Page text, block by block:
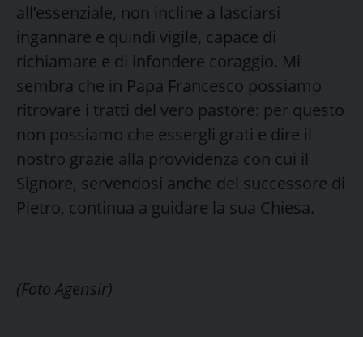
all’essenziale, non incline a lasciarsi
ingannare e quindi vigile, capace di
richiamare e di infondere coraggio. Mi
sembra che in Papa Francesco possiamo
ritrovare i tratti del vero pastore: per questo
non possiamo che essergli grati e dire il
nostro grazie alla provvidenza con cui il
Signore, servendosi anche del successore di
Pietro, continua a guidare la sua Chiesa.
(Foto Agensir)